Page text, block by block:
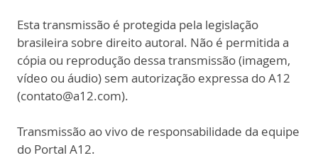
Esta transmissão é protegida pela legislação
brasileira sobre direito autoral. Não é permitida a
cópia ou reprodução dessa transmissão (imagem,
vídeo ou áudio) sem autorização expressa do A12
(contato@a12.com).
Transmissão ao vivo de responsabilidade da equipe
do Portal A12.